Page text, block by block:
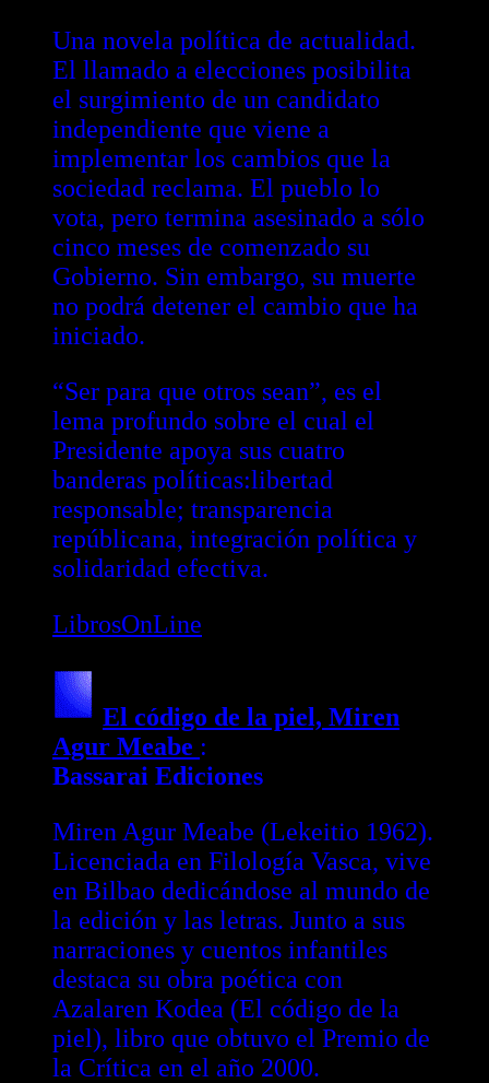
Una novela política de actualidad.
El llamado a elecciones posibilita
el surgimiento de un candidato
independiente que viene a
implementar los cambios que la
sociedad reclama. El pueblo lo
vota, pero termina asesinado a sólo
cinco meses de comenzado su
Gobierno. Sin embargo, su muerte
no podrá detener el cambio que ha
iniciado.
“Ser para que otros sean”, es el
lema profundo sobre el cual el
Presidente apoya sus cuatro
banderas políticas:libertad
responsable; transparencia
repúblicana, integración política y
solidaridad efectiva.
LibrosOnLine
El código de la piel, Miren
Agur Meabe :
Bassarai Ediciones
Miren Agur Meabe (Lekeitio 1962).
Licenciada en Filología Vasca, vive
en Bilbao dedicándose al mundo de
la edición y las letras. Junto a sus
narraciones y cuentos infantiles
destaca su obra poética con
Azalaren Kodea (El código de la
piel), libro que obtuvo el Premio de
la Crítica en el año 2000.